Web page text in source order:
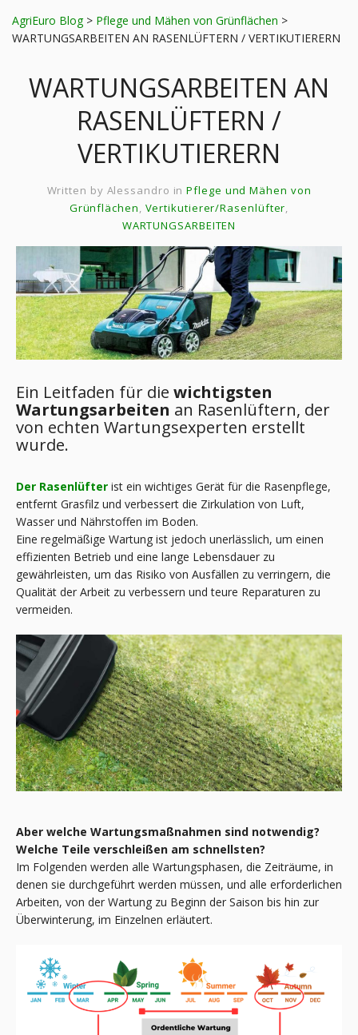
AgriEuro Blog> Pflege und Mähen von Grünflächen >
WARTUNGSARBEITEN AN RASENLÜFTERN / VERTIKUTIERERN
WARTUNGSARBEITEN AN
RASENLÜFTERN /
VERTIKUTIERERN
Written by Alessandro inPflege und Mähen von
Grünflächen, Vertikutierer/Rasenlüfter,
WARTUNGSARBEITEN
Ein Leitfaden für die wichtigsten
Wartungsarbeiten an Rasenlüftern, der
von echten Wartungsexperten erstellt
wurde.
Der Rasenlüfter ist ein wichtiges Gerät für die Rasenpflege,
entfernt Grasfilz und verbessert die Zirkulation von Luft,
Wasser und Nährstoffen im Boden.
Eine regelmäßige Wartung ist jedoch unerlässlich, um einen
effizienten Betrieb und eine lange Lebensdauer zu
gewährleisten, um das Risiko von Ausfällen zu verringern, die
Qualität der Arbeit zu verbessern und teure Reparaturen zu
vermeiden.
Aber welche Wartungsmaßnahmen sind notwendig?
Welche Teile verschleißen am schnellsten?
Im Folgenden werden alle Wartungsphasen, die Zeiträume, in
denen sie durchgeführt werden müssen, und alle erforderlichen
Arbeiten, von der Wartung zu Beginn der Saison bis hin zur
Überwinterung, im Einzelnen erläutert.